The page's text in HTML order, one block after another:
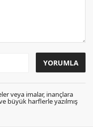
veya imalar, inançlara
büyük harflerle yazılmış